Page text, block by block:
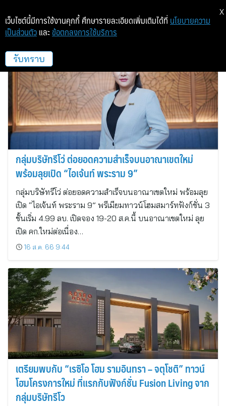
รีโว ดีเวลลอปเม้นท์
กลุ่มบริษัทรีโว่ ต่อยอดความสำเร็จบนอาณาเขตใหม่
พร้อมลุยเปิด “ไอเจ้นท์ พระราม 9”
กลุ่มบริษัทรีโว่ ต่อยอดความสำเร็จบนอาณาเขตใหม่ พร้อมลุย
เปิด “ไอเจ้นท์ พระราม 9” พรีเมียมทาวน์โฮมสมาร์ทฟังก์ชั่น 3
ชั้นเริ่ม 4.99 ลบ. เปิดจอง 19-20 ส.ค.นี้ บนอาณาเขตใหม่ ลุย
เปิด คก.ใหม่ต่อเนื่อง…
16 ส.ค. 66 9:44
เตรียมพบกับ “เรซิโอ โฮม รามอินทรา – จตุโชติ” ทาวน์
โฮมโครงการใหม่ ที่แรกกับฟังก์ชั่น Fusion Living จาก
กลุ่มบริษัทรีโว
เว็บไซต์นี้มีการใช้งานคุกกี้ ศึกษารายละเอียดเพิ่มเติมได้ที่ นโยบายความ
เป็นส่วนตัว และ ข้อตกลงการใช้บริการ
รับทราบ
X